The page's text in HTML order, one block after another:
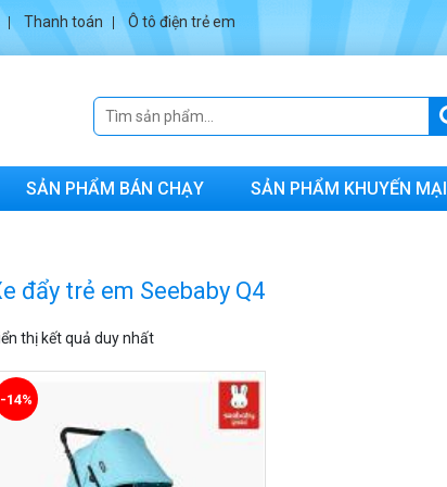
Thanh toán Ô tô điện trẻ em
SẢN PHẨM BÁN CHẠY SẢN PHẨM KHUYẾN MẠI
đẩy trẻ em Seebaby Q4
thị kết quả duy nhất
-14%